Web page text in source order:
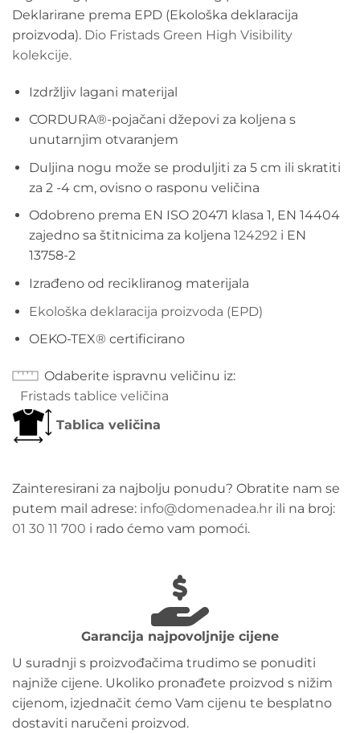
Deklarirane prema EPD (Ekološka deklaracija
proizvoda). Dio Fristads Green High Visibility
kolekcije.
Izdržljiv lagani materijal
CORDURA®-pojačani džepovi za koljena s
unutarnjim otvaranjem
Duljina nogu može se produljiti za 5 cm ili skratiti
za 2 -4 cm, ovisno o rasponu veličina
Odobreno prema EN ISO 20471 klasa 1, EN 14404
zajedno sa štitnicima za koljena 124292i EN
13758-2
Izrađeno od recikliranog materijala
Ekološka deklaracija proizvoda (EPD)
OEKO-TEX® certificirano
Odaberite ispravnu veličinu iz
Fristads tablice veličina
Tablica veličina
Zainteresirani za najbolju ponudu? Obratite nam se
putem mail adrese: info@domenadea.hr ili na broj:
01 30 11 700 i rado ćemo vam pomoći.
Garancija najpovoljnije cijene
U suradnji s proizvođačima trudimo se ponuditi
najniže cijene. Ukoliko pronađete proizvod s nižim
cijenom, izjednačit ćemo Vam cijenu te besplatno
dostaviti naručeni proizvod.